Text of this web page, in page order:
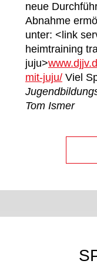
neue
Abnahme
unter: <link
heimtraining
juju>
mit-juju/ Viel
Tom Ismer